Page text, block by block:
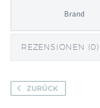
Brand
REZENSIONEN (0)
ZURÜCK